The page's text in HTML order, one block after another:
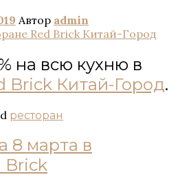
Автор admin
на всю кухню в
Brick Китай-Город.
ресторан
8 марта в
Brick